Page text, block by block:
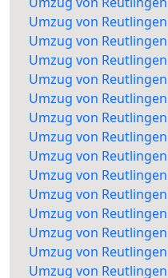
Umzug von
Umzug von
Umzug von
Umzug von
Umzug von
Umzug von
Umzug von
Umzug von
Umzug von
Umzug von
Umzug von
Umzug von
Umzug von
Umzug von